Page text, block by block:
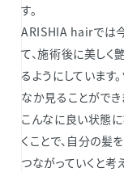
す。
ARISHIA hairでは
て、施術後に美し
るようにしています
なか見ることができ
こんなに良い状態
くことで、自分の髪
つながっていくと考え